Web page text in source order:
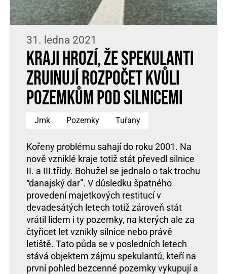
31. ledna 2021
Kraji hrozí, že spekulanti
zruinují rozpočet kvůli
pozemkům pod silnicemi
Jmk Pozemky Tuřany
Kořeny problému sahají do roku 2001. Na
nově vzniklé kraje totiž stát převedl silnice
II. a III.třídy. Bohužel se jednalo o tak trochu
“danajský dar”. V důsledku špatného
provedení majetkových restitucí v
devadesátých letech totiž zároveň stát
vrátil lidem i ty pozemky, na kterých ale za
čtyřicet let vznikly silnice nebo právě
letiště. Tato půda se v posledních letech
stává objektem zájmu spekulantů, kteří na
první pohled bezcenné pozemky vykupují a